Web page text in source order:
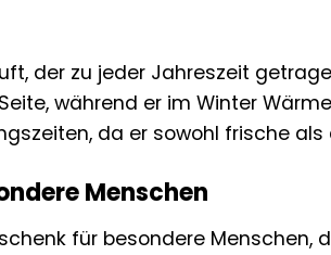
der zu jeder Jahreszeit
während er im Winter
da er sowohl frische als
Menschen
für besondere Menschen,